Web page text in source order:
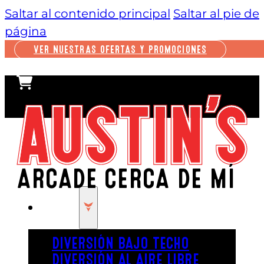
Saltar al contenido principal Saltar al pie de
página
VER NUESTRAS OFERTAS Y PROMOCIONES
DIVERSIÓN BAJO TECHO
DIVERSIÓN AL AIRE LIBRE
ARCADE CERCA DE MÍ
Tanto si eres un niño como si